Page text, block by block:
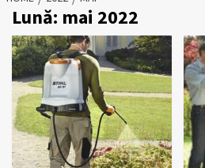
Lună: mai 2022